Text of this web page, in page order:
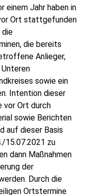
einem Jahr haben in
Ort stattgefunden
die
die bereits
Anlieger,
sowie ein
Intention dieser
vor Ort durch
sowie Berichten
auf dieser Basis
15.07.2021 zu
dann Maßnahmen
der
Durch die
Ortstermine